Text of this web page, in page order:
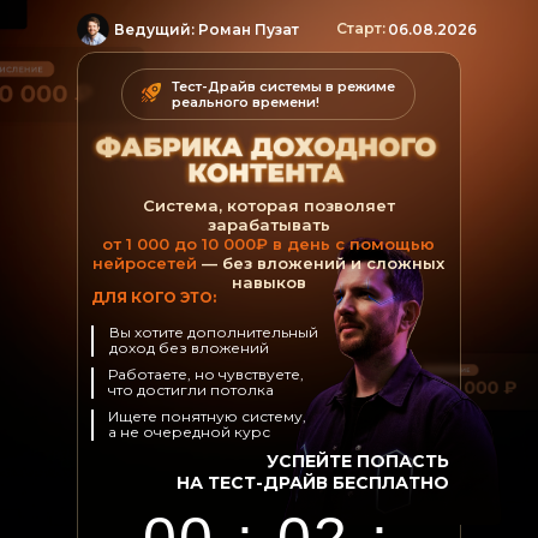
УСПЕЙТЕ ПОПАСТЬ
НА ТЕСТ-ДРАЙВ БЕСПЛАТНО
Система, которая позволяет
зарабатывать
от 1 000 до 10 000₽ в день с помощью
нейросетей — без вложений и сложных
навыков
Тест-Драйв системы в режиме
реального времени!
Ищете понятную систему,
а не очередной курс
Работаете, но чувствуете,
что достигли потолка
Вы хотите дополнительный
доход без вложений
ДЛЯ КОГО ЭТО:
Старт: 06.08.2026
Ведущий: Роман Пузат